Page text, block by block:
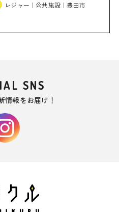
レジャー｜公共施設｜豊田市
SNS
情報をお届け！